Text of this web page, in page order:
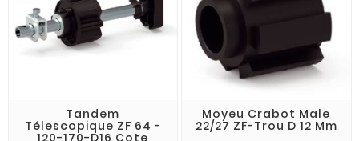
Tandem
Télescopique ZF 64 -
120-170-D16 Cote
Moyeu Crabot Male
22/27 ZF-Trou D 12 Mm